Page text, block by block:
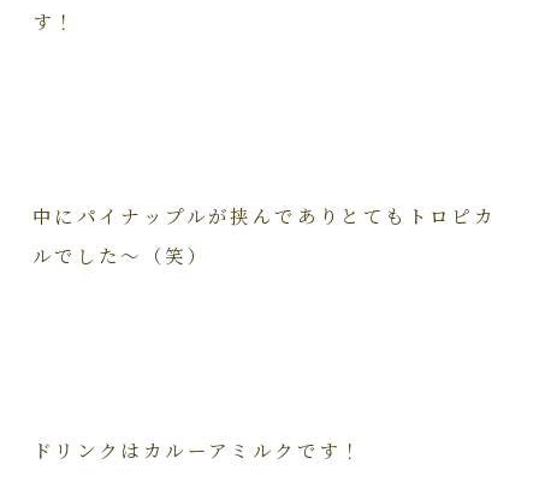
す！
中にパイナップルが挟んでありとてもトロピカ
ルでした～（笑）
ドリンクはカルーアミルクです！